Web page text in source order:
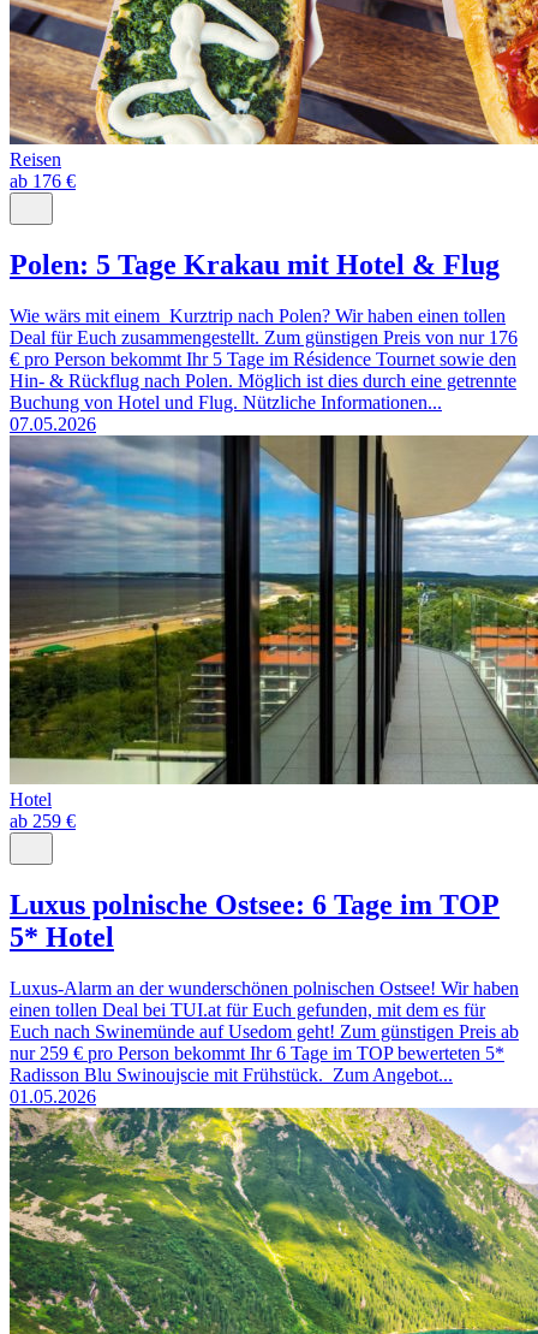
Reisen
ab 176 €
Polen: 5 Tage Krakau mit Hotel & Flug
Wie wärs mit einem Kurztrip nach Polen? Wir haben einen tollen
Deal für Euch zusammengestellt. Zum günstigen Preis von nur 176
€ pro Person bekommt Ihr 5 Tage im Résidence Tournet sowie den
Hin- & Rückflug nach Polen. Möglich ist dies durch eine getrennte
Buchung von Hotel und Flug. Nützliche Informationen...
07.05.2026
Hotel
ab 259 €
Luxus polnische Ostsee: 6 Tage im TOP
5* Hotel
Luxus-Alarm an der wunderschönen polnischen Ostsee! Wir haben
einen tollen Deal bei TUI.at für Euch gefunden, mit dem es für
Euch nach Swinemünde auf Usedom geht! Zum günstigen Preis ab
nur 259 € pro Person bekommt Ihr 6 Tage im TOP bewerteten 5*
Radisson Blu Swinoujscie mit Frühstück. Zum Angebot...
01.05.2026